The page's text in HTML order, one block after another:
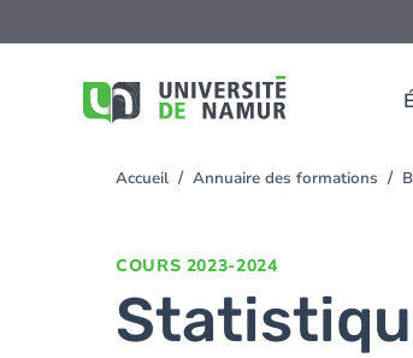
au
You
Accueil Annuaire des formations
COURS 2023-2024